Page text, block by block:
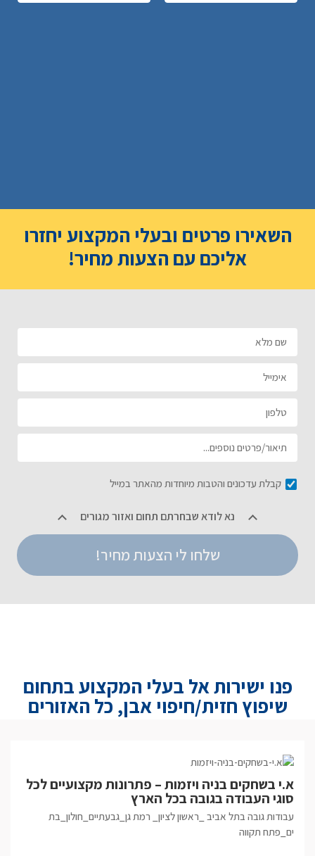
השאירו פרטים ובעלי המקצוע יחזרו
אליכם עם הצעות מחיר!
קבלת עדכונים והטבות מיוחדות מהאתר במייל
נא לודא שבחרתם תחום ואזור מגורים
פנו ישירות אל בעלי המקצוע בתחום
שיפוץ חזית/חיפוי אבן, כל האזורים
אינדקס בעלי
א.י בשחקים בניה ויזמות – פתרונות מקצועיים לכל
סוגי העבודה בגובה בכל הארץ
עבודות גובה בתל אביב _ראשון לציון_ רמת גן_גבעתיים_חולון_בת
ים_פתח תקווה